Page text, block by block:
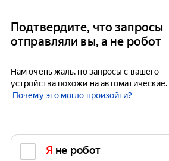
Подтвердите, что запросы
отправляли вы, а не робот
Нам очень жаль, но запросы с вашего
устройства похожи на автоматические.
Почему это могло произойти?
Я не робот